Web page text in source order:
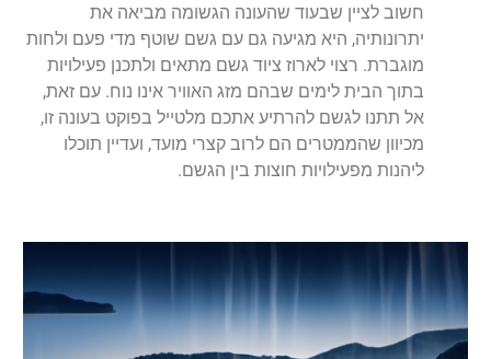
חשוב לציין שבעוד שהעונה הגשומה מביאה את
יתרונותיה, היא מגיעה גם עם גשם שוטף מדי פעם ולחות
מוגברת. רצוי לארוז ציוד גשם מתאים ולתכנן פעילויות
בתוך הבית לימים שבהם מזג האוויר אינו נוח. עם זאת,
אל תתנו לגשם להרתיע אתכם מלטייל בפוקט בעונה זו,
מכיוון שהממטרים הם לרוב קצרי מועד, ועדיין תוכלו
ליהנות מפעילויות חוצות בין הגשם.